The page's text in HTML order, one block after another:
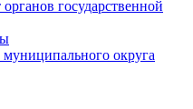
государственной
округа